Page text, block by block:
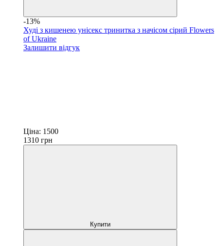
-13%
Худі з кишенею унісекс тринитка з начісом сірий Flowers
of Ukraine
Залишити відгук
Ціна: 1500
1310 грн
Купити